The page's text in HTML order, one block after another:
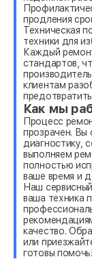
продления
Техническая
техники для
Каждый
стандартов,
клиентам
Как мы
Процесс
прозрачен. Вы
диагностику,
выполняем
полностью
ваше время и
Наш
ваша техника
качество.
или
готовы помочь!